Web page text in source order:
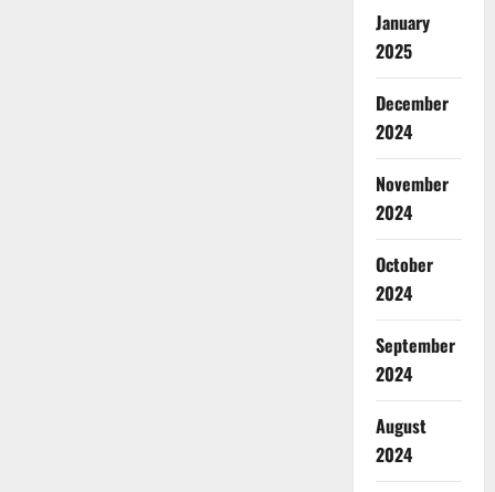
January
2025
December
2024
November
2024
October
2024
September
2024
August
2024